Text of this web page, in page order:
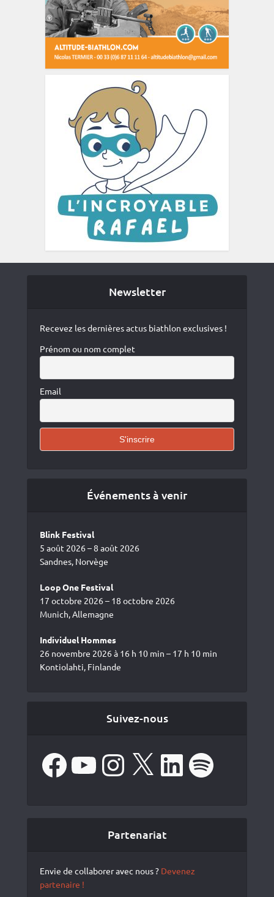
Newsletter
Recevez les dernières actus biathlon exclusives !
Prénom ou nom complet
Email
Événements à venir
Blink Festival
5 août 2026 – 8 août 2026
Sandnes, Norvège
Loop One Festival
17 octobre 2026 – 18 octobre 2026
Munich, Allemagne
Individuel Hommes
26 novembre 2026 à 16 h 10 min – 17 h 10 min
Kontiolahti, Finlande
Suivez-nous
FacebookYouTube Instagram LinkedIn Spotify
Partenariat
Envie de collaborer avec nous ? Devenez
partenaire !